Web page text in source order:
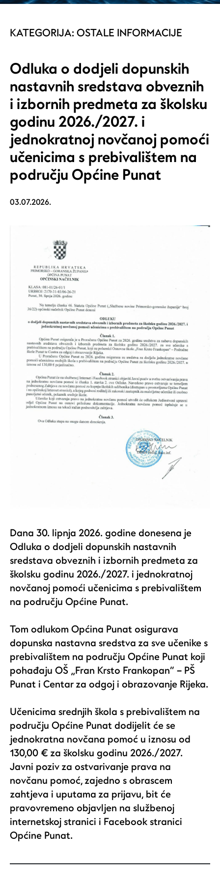
KATEGORIJA: OSTALE INFORMACIJE
Odluka o dodjeli dopunskih
nastavnih sredstava obveznih
i izbornih predmeta za školsku
godinu 2026./2027. i
jednokratnoj novčanoj pomoći
učenicima s prebivalištem na
području Općine Punat
03.07.2026.
Dana 30. lipnja 2026. godine donesena je
Odluka o dodjeli dopunskih nastavnih
sredstava obveznih i izbornih predmeta za
školsku godinu 2026./2027. i jednokratnoj
novčanoj pomoći učenicima s prebivalištem
na području Općine Punat.
Tom odlukom Općina Punat osigurava
dopunska nastavna sredstva za sve učenike s
prebivalištem na području Općine Punat koji
pohađaju OŠ „Fran Krsto Frankopan“ – PŠ
Punat i Centar za odgoj i obrazovanje Rijeka.
Učenicima srednjih škola s prebivalištem na
području Općine Punat dodijelit će se
jednokratna novčana pomoć u iznosu od
130,00 € za školsku godinu 2026./2027.
Javni poziv za ostvarivanje prava na
novčanu pomoć, zajedno s obrascem
zahtjeva i uputama za prijavu, bit će
pravovremeno objavljen na službenoj
internetskoj stranici i Facebook stranici
Općine Punat.